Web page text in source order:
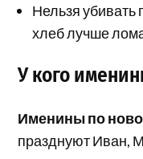
Нельзя убивать
хлеб лучше
У кого
Именины по
празднуют Иван,